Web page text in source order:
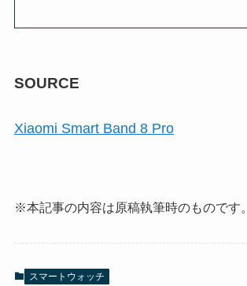
SOURCE
Xiaomi Smart Band 8 Pro
※本記事の内容は原稿執筆時のものです。
スマートウォッチ